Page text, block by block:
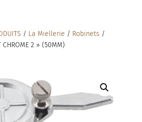
/ La Miellerie / Robinets /
CHROME 2 » (50MM)